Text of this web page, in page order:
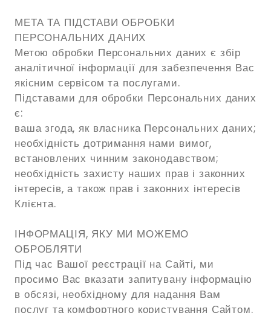
МЕТА ТА ПІДСТАВИ ОБРОБКИ
ПЕРСОНАЛЬНИХ ДАНИХ
Метою обробки Персональних даних є збір
аналітичної інформації для забезпечення Вас
якісним сервісом та послугами.
Підставами для обробки Персональних даних
є:
ваша згода, як власника Персональних даних;
необхідність дотримання нами вимог,
встановлених чинним законодавством;
необхідність захисту наших прав і законних
інтересів, а також прав і законних інтересів
Клієнта.
ІНФОРМАЦІЯ, ЯКУ МИ МОЖЕМО
ОБРОБЛЯТИ
Під час Вашої реєстрації на Сайті, ми
просимо Вас вказати запитувану інформацію
в обсязі, необхідному для надання Вам
послуг та комфортного користування Сайтом.